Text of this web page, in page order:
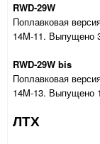
RWD-29W
Поплавковая
14M-11. Выпущено
RWD-29W bis
Поплавковая
14M-13. Выпущено
ЛТХ